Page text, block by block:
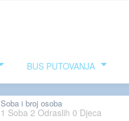
BUS PUTOVANJA
Soba i broj osoba
1 Soba 2 Odraslih 0 Djeca